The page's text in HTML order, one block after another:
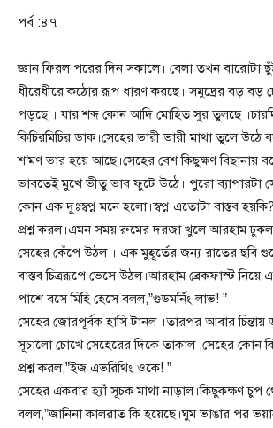
পর্ব :৪৭
জ্ঞান ফিরল পরের দিন সকালে। বেলা তখন বারোটা
ধীরেধীরে কঠোর রূপ ধারণ করছে। সমুদ্রের বড় বড়
পড়ছে । যার শব্দ কোন আদি মোহিত সুর তুলছে
কিচিরমিচির ডাক।সেহের ভারী ভারী মাথা তুলে
শ’মণ ভার হয়ে আছে।সেহের বেশ কিছুক্ষণ বিছানায়
ভাবতেই মুখে ভীতু ভাব ফুটে উঠে। পুরো ব্যাপারটা
কোন এক দুঃস্বপ্ন মনে হলো।স্বপ্ন এতোটা বাস্তব
প্রশ্ন করল।এমন সময় রুমের দরজা খুলে আরহাম
সেহের কেঁপে উঠল । এক মুহূর্তের জন্য রাতের ছবি
বাস্তব চিত্ররূপে ভেসে উঠল।আরহাম ব্রেকফাস্ট নিয়ে
পাশে বসে মিহি হেসে বলল,”গুডমর্নিং লাভ! ”
সেহের জোরপূর্বক হাসি টানল ।তারপর আবার
সূচালো চোখে সেহেরের দিকে তাকাল ,সেহের কোন
প্রশ্ন করল,”ইজ এভরিথিং ওকে! ”
সেহের একবার হ্যাঁ সূচক মাথা নাড়াল।কিছুকক্ষণ চুপ
বলল,”জানিনা কালরাত কি হয়েছে।ঘুম ভাঙার পর